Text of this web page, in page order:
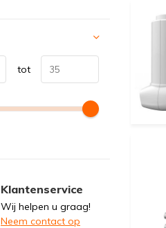
tot
Klantenservice
Wij helpen u graag!
Neem contact op